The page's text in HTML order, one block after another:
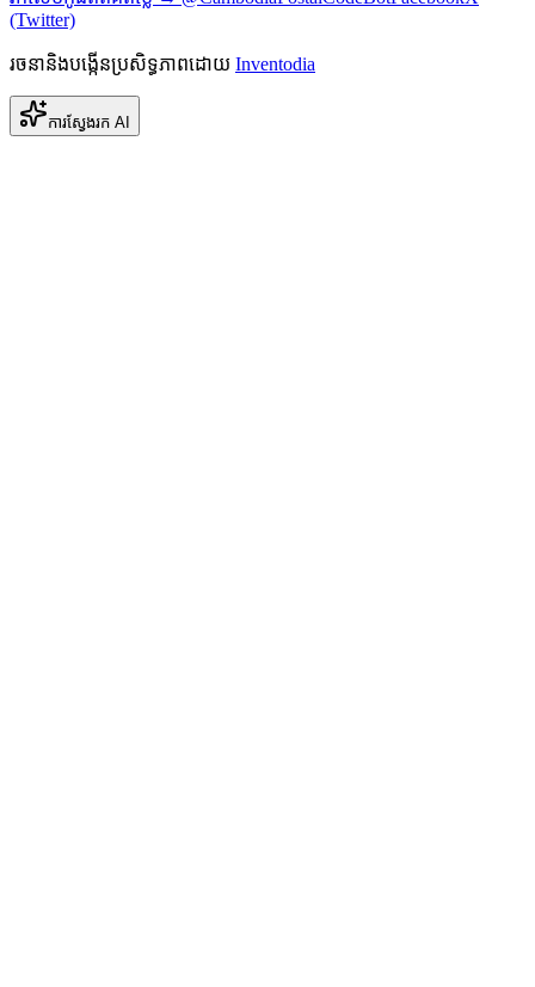
(Twitter)
រចនានិងបង្កើនប្រសិទ្ធភាពដោយ Inventodia
ការស្វែងរក AI